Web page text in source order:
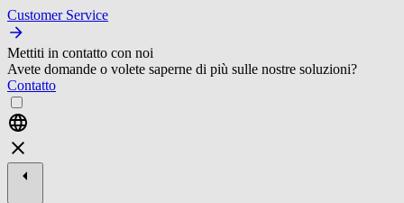
Customer Service
Mettiti in contatto con noi
Avete domande o volete saperne di più sulle nostre soluzioni?
Contatto